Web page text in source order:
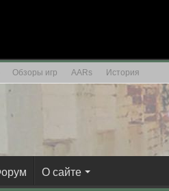
Обзоры игр AARs История
О сайте